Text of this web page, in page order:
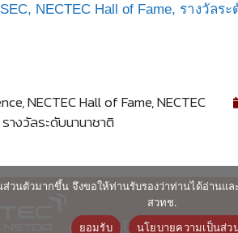
SEC, NECTEC Hall of Fame, รางวัลร
,NECTEC Hall of Fame,NECTEC
รางวัลระดับนานาชาติ
© ศูนย์เทคโนโลยีอิเล็กทรอนิกส์แ
ส่วนตัวมากขึ้น จึงขอให้ท่านรับรองว่าท่านได้อ่า
สวทช.
ยอมรับ
นโยบายความเป็นส่ว